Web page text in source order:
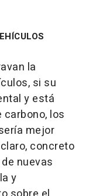
la
si su
y está
los
mejor
concreto
nuevas
y